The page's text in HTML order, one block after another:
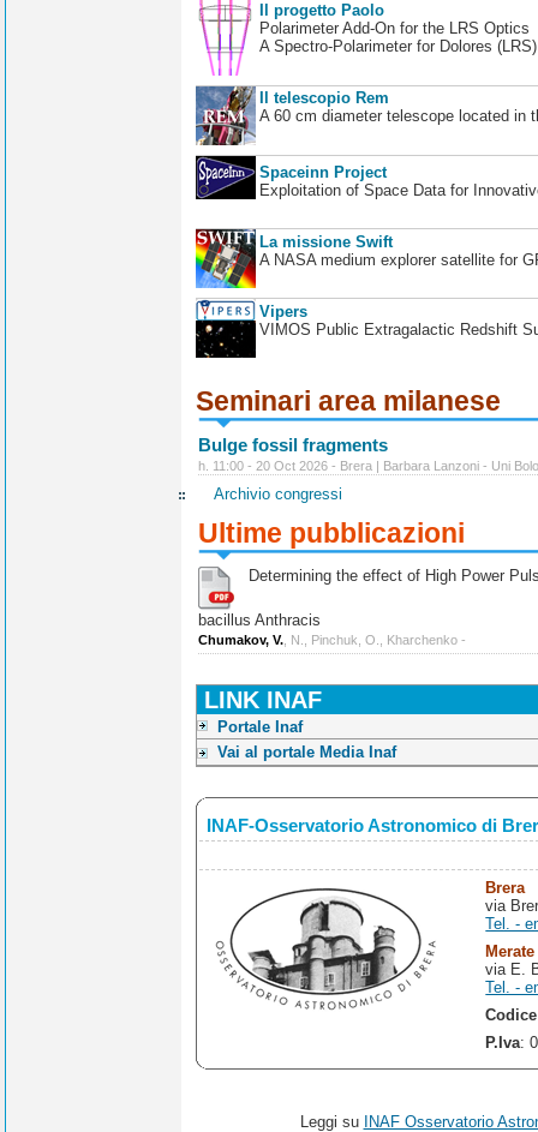
Il progetto Paolo
Polarimeter Add-On for the LRS Optics
A Spectro-Polarimeter for Dolores
Il telescopio Rem
A 60 cm diameter telescope located in
Spaceinn Project
Exploitation of Space Data for
La missione Swift
A NASA medium explorer satellite for
Vipers
VIMOS Public Extragalactic Redshift
Seminari area milanese
Bulge fossil fragments
h. 11:00 - 20 Oct 2026 - Brera | Barbara Lanzoni - Uni
Archivio congressi
Ultime pubblicazioni
Determining the effect of High Power
bacillus Anthracis
Chumakov, V. , N., Pinchuk, O., Kharchenko -
LINK INAF
Portale Inaf
Vai al portale Media Inaf
INAF-Osservatorio Astronomico di
Brera
via
Tel. -
Merate
via E.
Tel. -
P.Iva:
Leggi su INAF Osservatorio